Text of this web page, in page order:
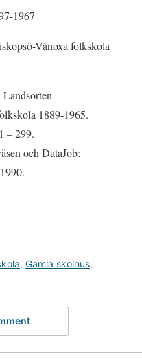
1967
Vänoxa folkskola
1889-1965.
– 299.
och DataJob:
, Gamla skolhus,